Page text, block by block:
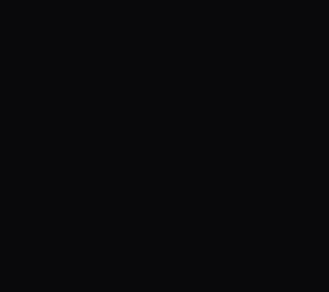
20명 달성!
본사의 적극적인 지원으로 학부모 설명
다. 처음에는 반신반의했지만, 설명회에서
을 직접 보여드리자 학부모님들의 반응
신규 원생 20명을 모집할 수 있었고, 지